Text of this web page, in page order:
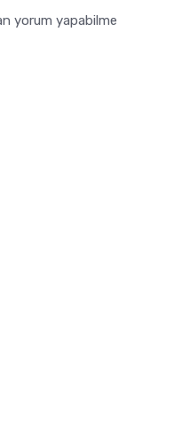
yorum yapabilme